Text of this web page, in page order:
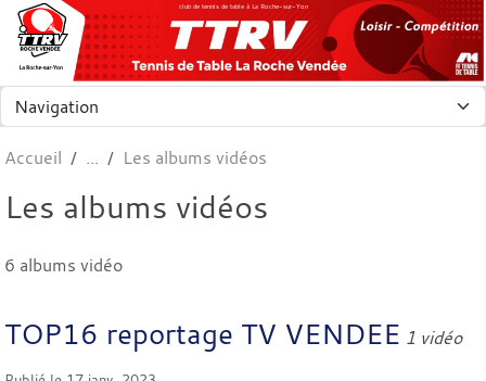
club de tennis de table à La Roche-sur-Yon
Accueil Les albums vidéos
Les albums vidéos
6 albums vidéo
TOP16 reportage TV VENDEE 1 vidéo
Panneau de gestion des cookies